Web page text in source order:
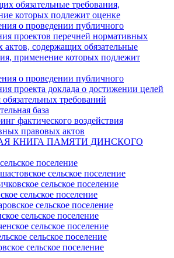
обязательные требования,
которых подлежит оценке
о проведении публичного
проектов перечней нормативных
актов, содержащих обязательные
применение которых подлежит
о проведении публичного
проекта доклада о достижении целей
обязательных требований
база
фактического воздействия
правовых актов
КНИГА ПАМЯТИ ДИНСКОГО
поселение
сельское поселение
сельское поселение
сельское поселение
сельское поселение
сельское поселение
сельское поселение
сельское поселение
сельское поселение